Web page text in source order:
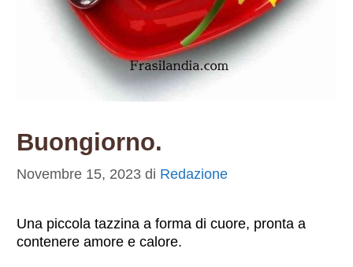
Buongiorno.
Novembre 15, 2023 di Redazione
Una piccola tazzina a forma di cuore, pronta a
contenere amore e calore.